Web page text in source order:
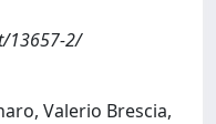
13657-2/
Valerio Brescia,